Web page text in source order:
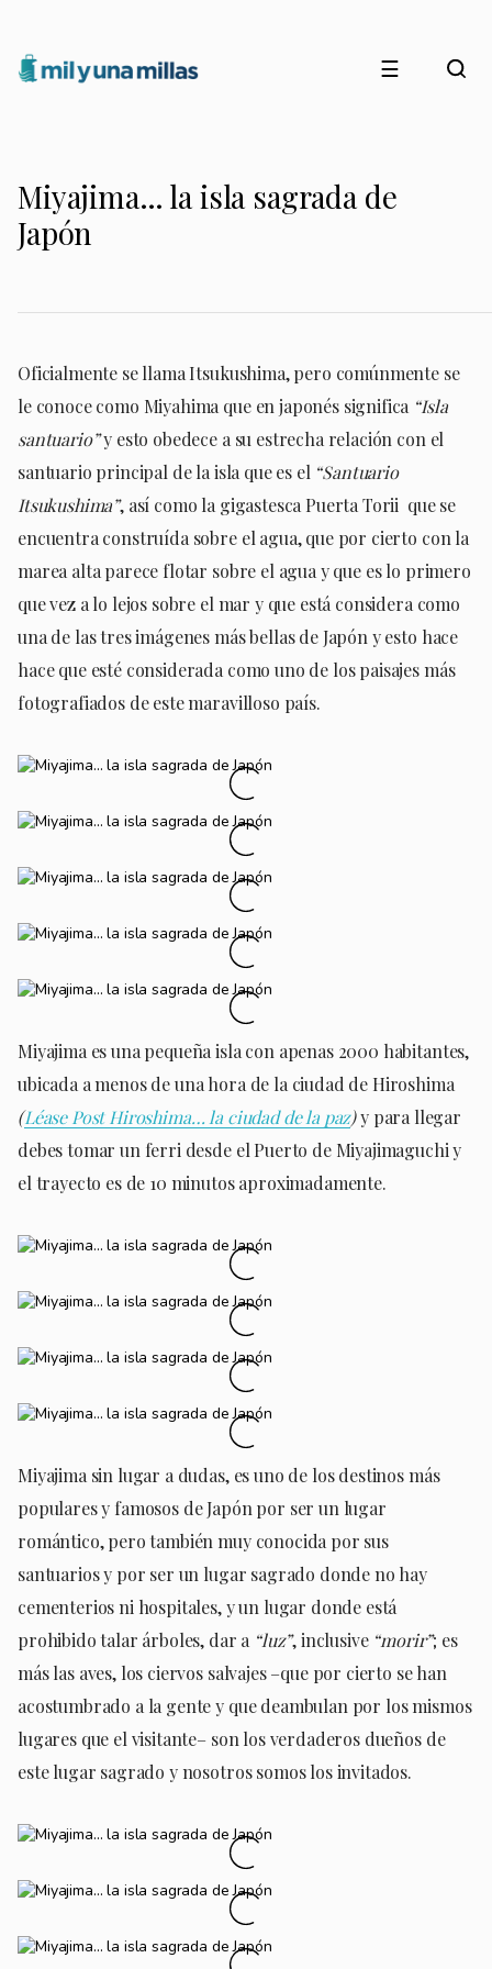
☰
Miyajima… la isla sagrada de
Japón
Oficialmente se llama Itsukushima, pero comúnmente se
le conoce como Miyahima que en japonés significa “Isla
santuario”y esto obedece a su estrecha relación con el
santuario principal de la isla que es el “Santuario
Itsukushima”, así como la gigastesca Puerta Torii que se
encuentra construída sobre el agua, que por cierto con la
marea alta parece flotar sobre el agua y que es lo primero
que vez a lo lejos sobre el mar y que está considera como
una de las tres imágenes más bellas de Japón y esto hace
hace que esté considerada como uno de los paisajes más
fotografiados de este maravilloso país.
Miyajima es una pequeña isla con apenas 2000 habitantes,
ubicada a menos de una hora de la ciudad de Hiroshima
(Léase Post Hiroshima… la ciudad de la paz)y para llegar
debes tomar un ferri desde el Puerto de Miyajimaguchi y
el trayecto es de 10 minutos aproximadamente.
Miyajima sin lugar a dudas, es uno de los destinos más
populares y famosos de Japón por ser un lugar
romántico, pero también muy conocida por sus
santuarios y por ser un lugar sagrado donde no hay
cementerios ni hospitales, y un lugar donde está
prohibido talar árboles, dar a “luz”, inclusive “morir”; es
más las aves, los ciervos salvajes –que por cierto se han
acostumbrado a la gente y que deambulan por los mismos
lugares que el visitante– son los verdaderos dueños de
este lugar sagrado y nosotros somos los invitados.